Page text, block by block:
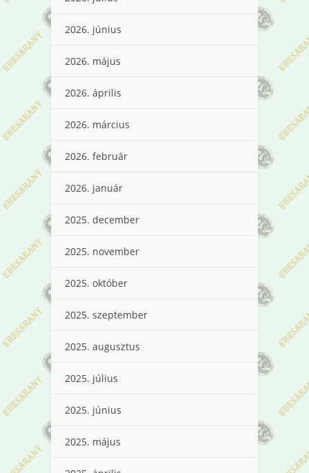
2026. június
2026. május
2026. április
2026. március
2026. február
2026. január
2025. december
2025. november
2025. október
2025. szeptember
2025. augusztus
2025. július
2025. június
2025. május